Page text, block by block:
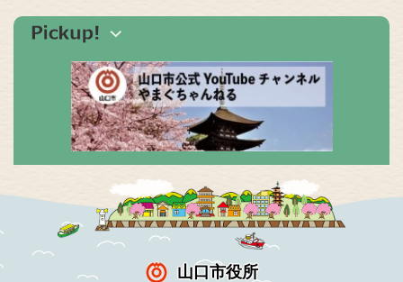
山口市役所